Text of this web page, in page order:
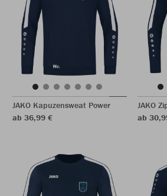
JAKO Kapuzensweat Power
ab 36,99 €
JAKO
ab